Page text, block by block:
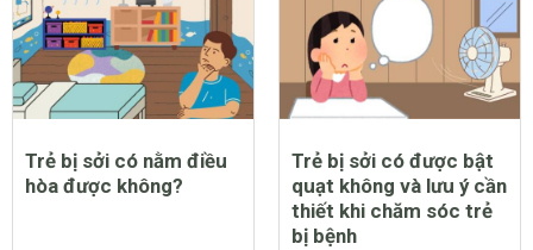
Trẻ bị sởi có nằm điều
hòa được không?
Trẻ bị sởi có được bật
quạt không và lưu ý cần
thiết khi chăm sóc trẻ
bị bệnh